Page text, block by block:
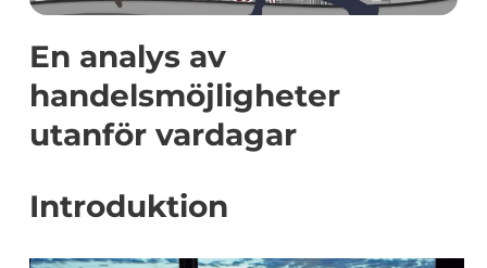
En analys av
handelsmöjligheter
utanför vardagar
Introduktion